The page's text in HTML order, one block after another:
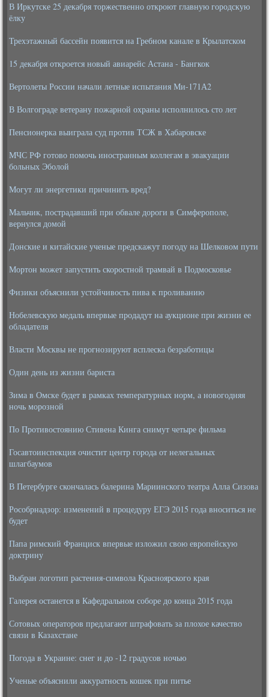
В Иркутске 25 декабря торжественно откроют главную городскую
ёлку
Трехэтажный бассейн появится на Гребном канале в Крылатском
15 декабря откроется новый авиарейс Астана - Бангкок
Вертолеты России начали летные испытания Ми-171А2
В Волгограде ветерану пожарной охраны исполнилось сто лет
Пенсионерка выиграла суд против ТСЖ в Хабаровске
МЧС РФ готово помочь иностранным коллегам в эвакуации
больных Эболой
Могут ли энергетики причинить вред?
Мальчик, пострадавший при обвале дороги в Симферополе,
вернулся домой
Донские и китайские ученые предскажут погоду на Шелковом пути
Мортон может запустить скоростной трамвай в Подмосковье
Физики объяснили устойчивость пива к проливанию
Нобелевскую медаль впервые продадут на аукционе при жизни ее
обладателя
Власти Москвы не прогнозируют всплеска безработицы
Один день из жизни бариста
Зима в Омске будет в рамках температурных норм, а новогодняя
ночь морозной
По Противостоянию Стивена Кинга снимут четыре фильма
Госавтоинспекция очистит центр города от нелегальных
шлагбаумов
В Петербурге скончалась балерина Мариинского театра Алла Сизова
Рособрнадзор: изменений в процедуру ЕГЭ 2015 года вноситься не
будет
Папа римский Франциск впервые изложил свою европейскую
доктрину
Выбран логотип растения-символа Красноярского края
Галерея останется в Кафедральном соборе до конца 2015 года
Сотовых операторов предлагают штрафовать за плохое качество
связи в Казахстане
Погода в Украине: снег и до -12 градусов ночью
Ученые объяснили аккуратность кошек при питье